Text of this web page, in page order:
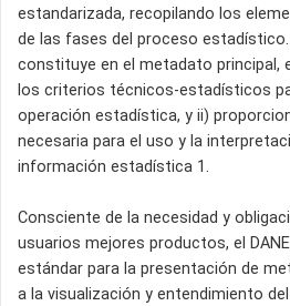
estandarizada, recopilando los
de las fases del proceso
constituye en el metadato principal,
los criterios técnicos-estadísticos
operación estadística, y ii)
necesaria para el uso y la
información estadística 1.
Consciente de la necesidad y
usuarios mejores productos, el
estándar para la presentación de
a la visualización y entendimiento